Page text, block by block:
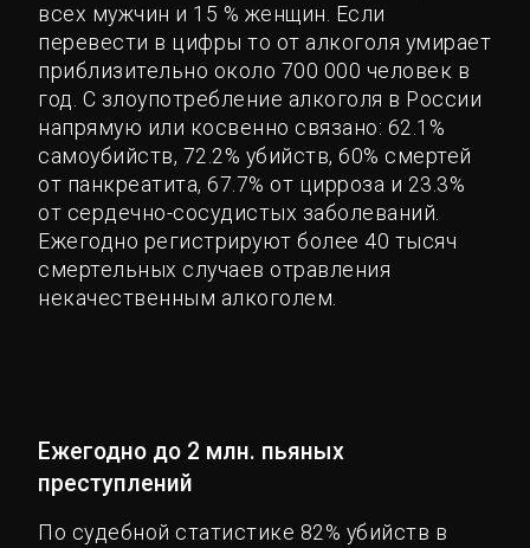
всех мужчин и 15 % женщин. Если
перевести в цифры то от алкоголя умирает
приблизительно около 700 000 человек в
год. С злоупотребление алкоголя в России
напрямую или косвенно связано: 62.1%
самоубийств, 72.2% убийств, 60% смертей
от панкреатита, 67.7% от цирроза и 23.3%
от сердечно-сосудистых заболеваний.
Ежегодно регистрируют более 40 тысяч
смертельных случаев отравления
некачественным алкоголем.
Ежегодно до 2 млн. пьяных
преступлений
По судебной статистике 82% убийств в